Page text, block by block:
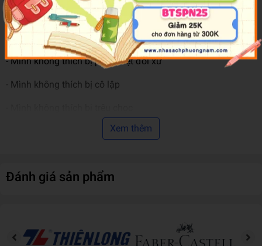
- Mình không thích bị xúc phạm
- Mình không thích bị đổ oan
- Mình không thích bị phân biệt đối xử
- Mình không thích bị cô lập
- Mình không thích bị dọa nạtXem thêm
Đánh giá sản phẩm